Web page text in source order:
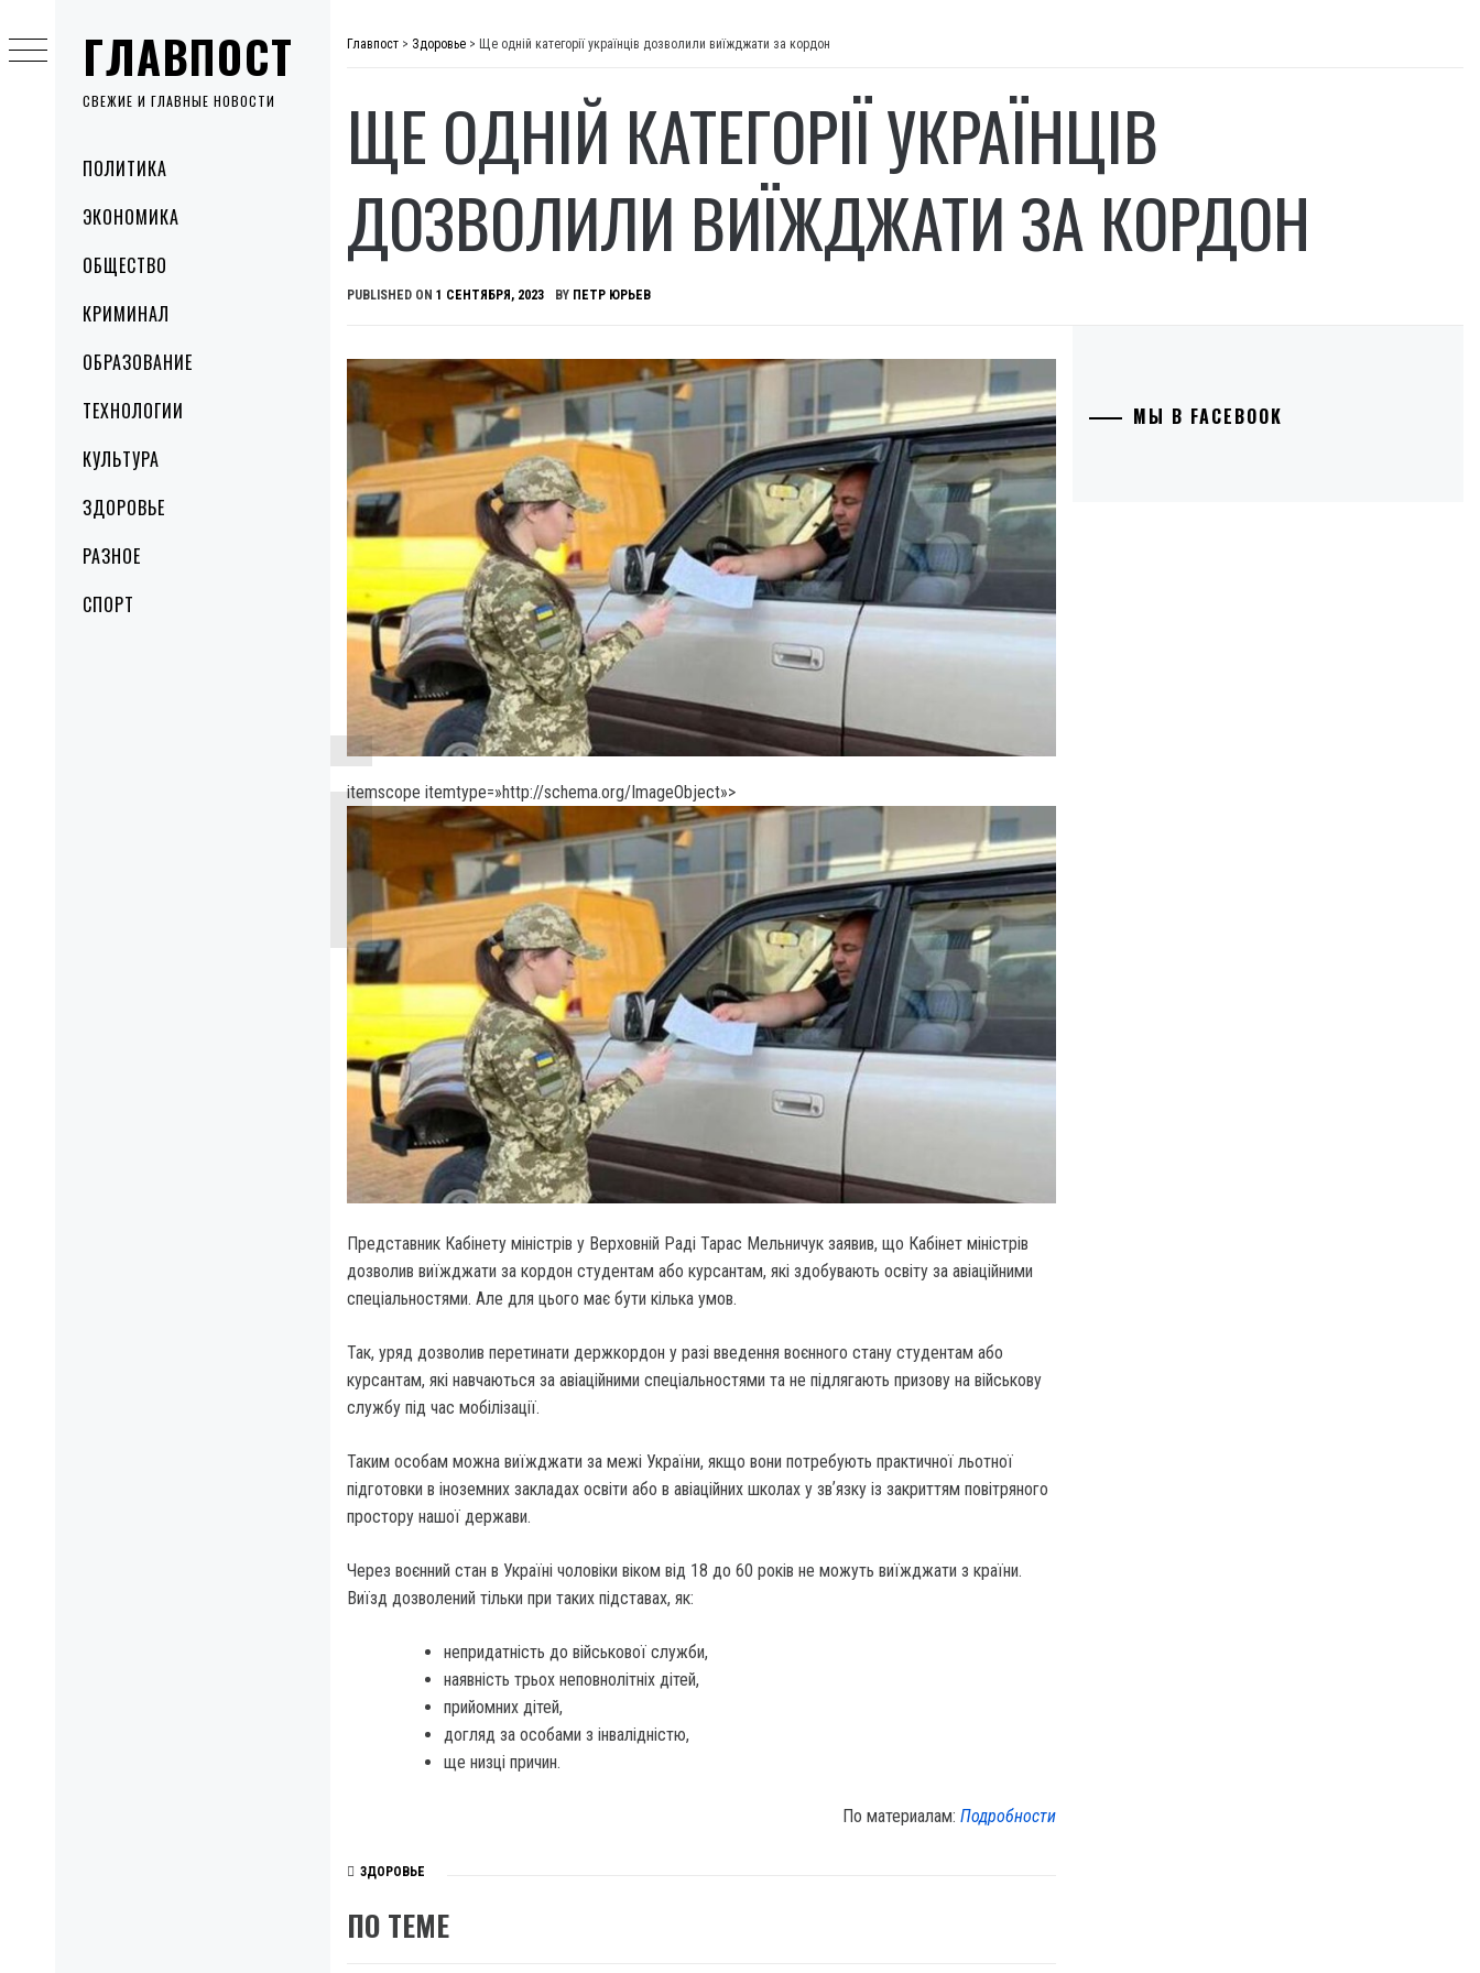
ГЛАВПОСТ
СВЕЖИЕ И ГЛАВНЫЕ НОВОСТИ
MenuПОЛИТИКА
ЭКОНОМИКА
ОБЩЕСТВО
КРИМИНАЛ
ОБРАЗОВАНИЕ
ТЕХНОЛОГИИ
КУЛЬТУРА
ЗДОРОВЬЕ
РАЗНОЕ
СПОРТ
to
content
Главпост > Здоровье > Ще одній категорії українців дозволили виїжджати за кордон
ЩЕ ОДНІЙ КАТЕГОРІЇ УКРАЇНЦІВ
ДОЗВОЛИЛИ ВИЇЖДЖАТИ ЗА КОРДОН
PUBLISHED ON 1 СЕНТЯБРЯ, 2023 BY ПЕТР ЮРЬЕВ
itemscope itemtype=»http://schema.org/ImageObject»>
Представник Кабінету міністрів у Верховній Раді Тарас Мельничук заявив, що Кабінет міністрів
дозволив виїжджати за кордон студентам або курсантам, які здобувають освіту за авіаційними
спеціальностями. Але для цього має бути кілька умов.
Так, уряд дозволив перетинати держкордон у разі введення воєнного стану студентам або
курсантам, які навчаються за авіаційними спеціальностями та не підлягають призову на військову
службу під час мобілізації.
Таким особам можна виїжджати за межі України, якщо вони потребують практичної льотної
підготовки в іноземних закладах освіти або в авіаційних школах у звʼязку із закриттям повітряного
простору нашої держави.
Через воєнний стан в Україні чоловіки віком від 18 до 60 років не можуть виїжджати з країни.
Виїзд дозволений тільки при таких підставах, як:
непридатність до військової служби,
наявність трьох неповнолітніх дітей,
прийомних дітей,
догляд за особами з інвалідністю,
ще низці причин.
По материалам:Подробности
ЗДОРОВЬЕ
ПО ТЕМЕ
МЫ В FACEBOOK